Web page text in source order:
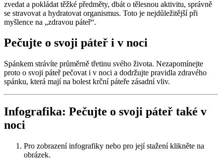
zvedat a pokládat těžké předměty, dbát o tělesnou aktivitu, správně
se stravovat a hydratovat organismus. Toto je nejdůležitější při
myšlence na „zdravou páteř“.
Pečujte o svoji páteř i v noci
Spánkem strávíte průměrně třetinu svého života. Nezapomínejte
proto o svoji páteř pečovat i v noci a dodržujte pravidla zdravého
spánku, která mají na bolest krční páteře zásadní vliv.
Infografika: Pečujte o svoji páteř také v
noci
Pro zobrazení infografiky nebo pro její stažení klikněte na
obrázek.